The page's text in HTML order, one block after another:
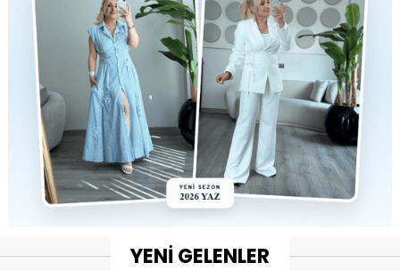
YENİ GELENLER